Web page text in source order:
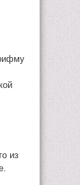
из